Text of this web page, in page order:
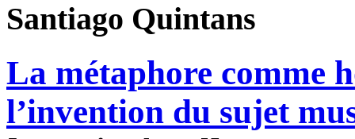
Santiago Quintans
La métaphore comme
l’invention du sujet